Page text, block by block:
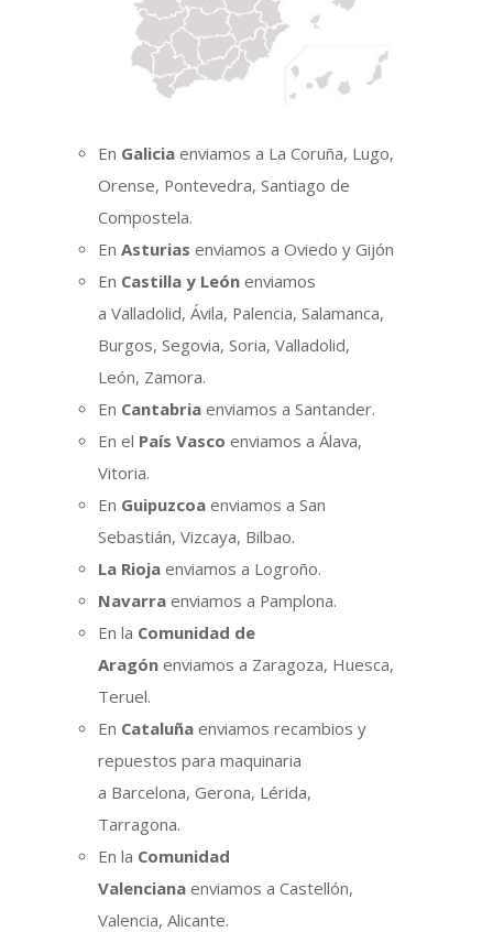
En Galicia enviamos a La Coruña, Lugo,
Orense, Pontevedra, Santiago de
Compostela.
En Asturias enviamos a Oviedo y Gijón
En Castilla y León enviamos
a Valladolid, Ávila, Palencia, Salamanca,
Burgos, Segovia, Soria, Valladolid,
León, Zamora.
En Cantabria enviamos a Santander.
En el País Vasco enviamos a Álava,
Vitoria.
En Guipuzcoa enviamos a San
Sebastián, Vizcaya, Bilbao.
La Rioja enviamos a Logroño.
Navarra enviamos a Pamplona.
En la Comunidad de
Aragón enviamos a Zaragoza, Huesca,
Teruel.
En Cataluña enviamos recambios y
repuestos para maquinaria
a Barcelona, Gerona, Lérida,
Tarragona.
En la Comunidad
Valenciana enviamos a Castellón,
Valencia, Alicante.